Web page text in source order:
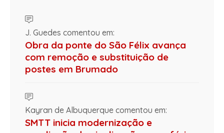
J. Guedes comentou em:
Obra da ponte do São Félix avança
com remoção e substituição de
postes em Brumado
Kayran de Albuquerque comentou em:
SMTT inicia modernização e